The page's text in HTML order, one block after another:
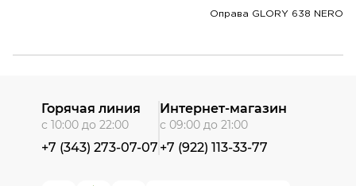
Оправа GLORY 638 NERO
Горячая линия
с 10:00 до 22:00
+7 (343) 273-07-07
Интернет-магазин
с 09:00 до 21:00
+7 (922) 113-33-77